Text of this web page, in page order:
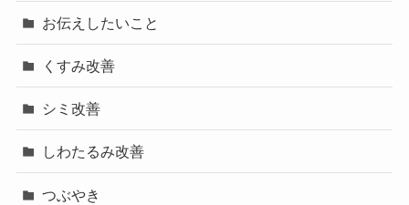
お伝えしたいこと
くすみ改善
シミ改善
しわたるみ改善
つぶやき